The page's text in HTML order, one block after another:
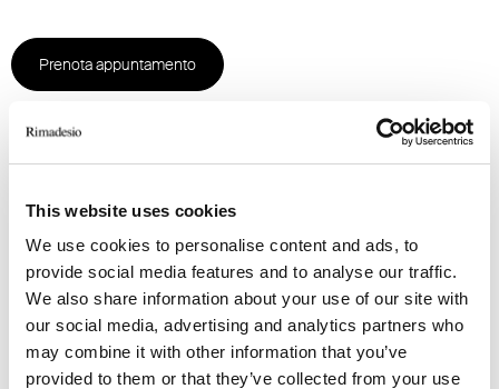
This website uses cookies
We use cookies to personalise content and ads, to
provide social media features and to analyse our traffic.
We also share information about your use of our site with
our social media, advertising and analytics partners who
may combine it with other information that you’ve
provided to them or that they’ve collected from your use
Prenota appuntamento